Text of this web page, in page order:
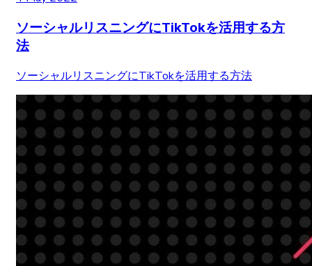
ソーシャルリスニングにTikTokを活用する方
法
ソーシャルリスニングにTikTokを活用する方法